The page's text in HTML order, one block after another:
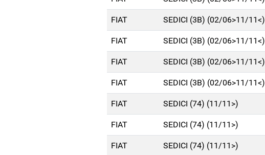
FIAT SEDICI (3B) (02/06>11/11<)
FIAT SEDICI (3B) (02/06>11/11<)
FIAT SEDICI (3B) (02/06>11/11<)
FIAT SEDICI (3B) (02/06>11/11<)
FIAT SEDICI (74) (11/11>)
FIAT SEDICI (74) (11/11>)
FIAT SEDICI (74) (11/11>)